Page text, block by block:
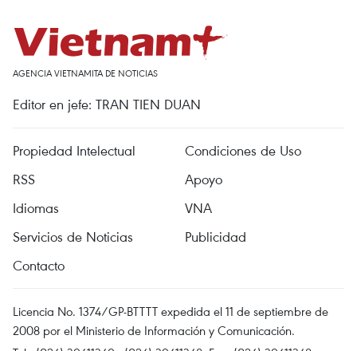
AGENCIA VIETNAMITA DE NOTICIAS
Editor en jefe: TRAN TIEN DUAN
Propiedad Intelectual
Condiciones de Uso
RSS
Apoyo
Idiomas
VNA
Servicios de Noticias
Publicidad
Contacto
Licencia No. 1374/GP-BTTTT expedida el 11 de septiembre de
2008 por el Ministerio de Información y Comunicación.